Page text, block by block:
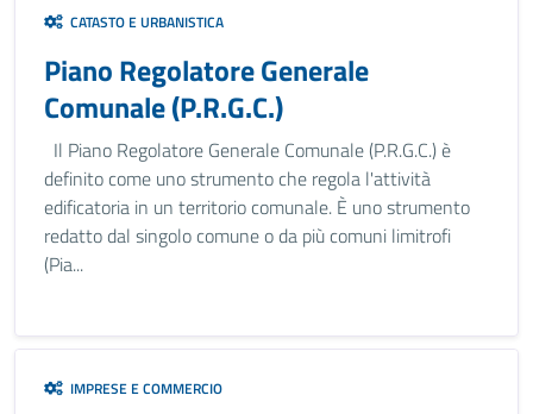
CATASTO E URBANISTICA
Piano Regolatore Generale
Comunale (P.R.G.C.)
Il Piano Regolatore Generale Comunale (P.R.G.C.) è
definito come uno strumento che regola l'attività
edificatoria in un territorio comunale. È uno strumento
redatto dal singolo comune o da più comuni limitrofi
(Pia...
IMPRESE E COMMERCIO